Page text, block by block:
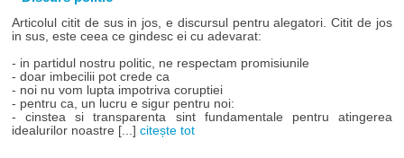
Articolul citit de sus in jos, e discursul pentru alegatori. Citit de jos
in sus, este ceea ce gindesc ei cu adevarat:
- in partidul nostru politic, ne respectam promisiunile
- doar imbecilii pot crede ca
- noi nu vom lupta impotriva coruptiei
- pentru ca, un lucru e sigur pentru noi:
- cinstea si transparenta sint fundamentale pentru atingerea
idealurilor noastre [...]citește tot